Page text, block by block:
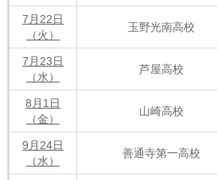
7月22日
（火）
玉野光南高校
7月23日
（水）
芦屋高校
8月1日
（金）
山崎高校
9月24日
（水）
善通寺第一高校